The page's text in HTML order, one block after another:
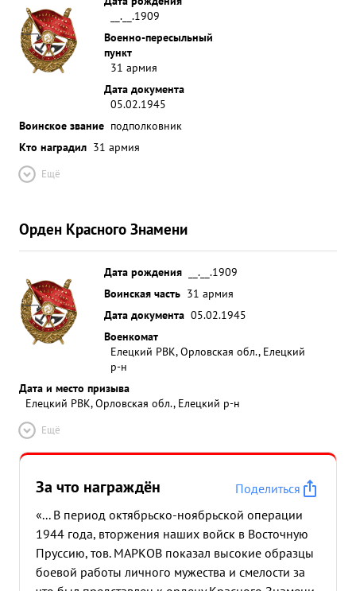
__.__.1909
Военно-пересыльный
пункт
31 армия
Дата документа
05.02.1945
Воинское звание подполковник
Кто наградил 31 армия
Ещё
Орден Красного Знамени
Дата рождения
__.__.1909
Воинская часть 31 армия
Дата документа 05.02.1945
Военкомат
Елецкий РВК, Орловская обл., Елецкий
р-н
Дата и место призыва
Елецкий РВК, Орловская обл., Елецкий р-н
Ещё
За что награждён
Поделиться
«... В период октябрьско-ноябрьской операции
1944 года, вторжения наших войск в Восточную
Пруссию, тов. МАРКОВ показал высокие образцы
боевой работы личного мужества и смелости за